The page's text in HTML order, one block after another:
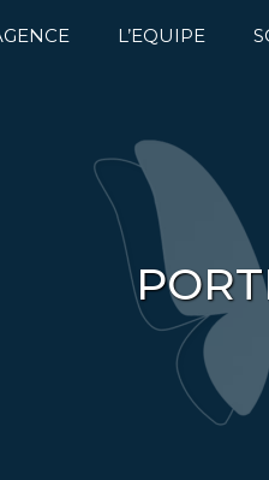
L’EQUIPE